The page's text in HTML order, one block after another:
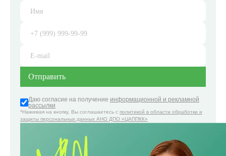
Даю согласие на получение информационной и рекламной
рассылки
*Нажимая на кнопку, Вы соглашаетесь с политикой в области обработки и
защиты персональных данных АНО ДПО «ЦАППКК»